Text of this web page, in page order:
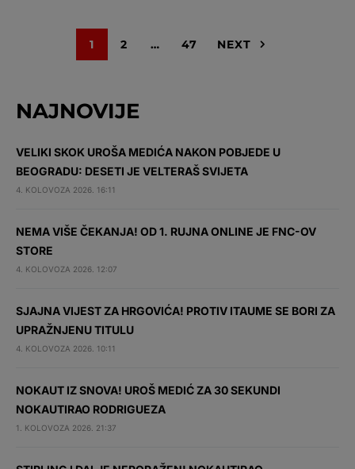
1 2 … 47 NEXT
NAJNOVIJE
VELIKI SKOK UROŠA MEDIĆA NAKON POBJEDE U
BEOGRADU: DESETI JE VELTERAŠ SVIJETA
4. KOLOVOZA 2026. 16:11
NEMA VIŠE ČEKANJA! OD 1. RUJNA ONLINE JE FNC-OV
STORE
4. KOLOVOZA 2026. 12:07
SJAJNA VIJEST ZA HRGOVIĆA! PROTIV ITAUME SE BORI ZA
UPRAŽNJENU TITULU
4. KOLOVOZA 2026. 10:11
NOKAUT IZ SNOVA! UROŠ MEDIĆ ZA 30 SEKUNDI
NOKAUTIRAO RODRIGUEZA
1. KOLOVOZA 2026. 21:37